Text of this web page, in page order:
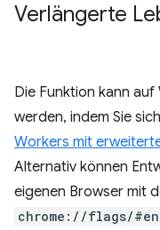
Verlängerte
Die Funktion kann
werden, indem Sie
Workers mit
Alternativ können
eigenen Browser mit
chrome://flags/